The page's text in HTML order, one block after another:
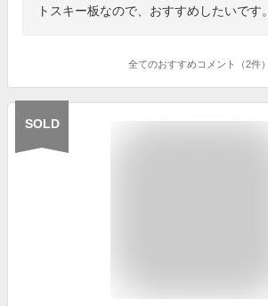
トスキー板なので、おすすめしたいです。
全てのおすすめコメント（2件）
SOLD